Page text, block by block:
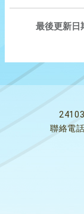
最後更新日
聯絡電話